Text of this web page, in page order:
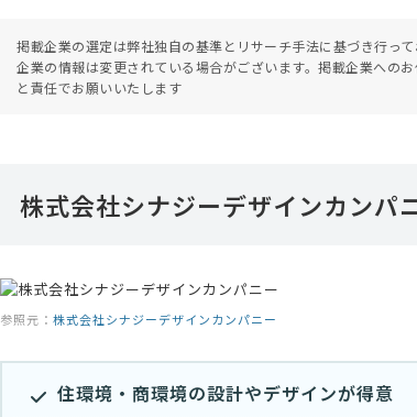
掲載企業の選定は弊社独自の基準とリサーチ手法に基づき行っ
企業の情報は変更されている場合がございます。掲載企業への
と責任でお願いいたします
株式会社シナジーデザインカンパ
参照元： 株式会社シナジーデザインカンパニー
住環境・商環境の設計やデザインが得意